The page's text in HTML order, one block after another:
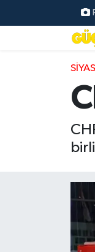
Özel Haber
Resmi
Ekonomi